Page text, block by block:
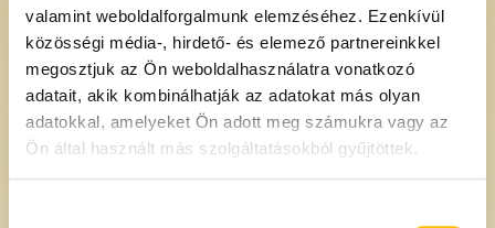
valamint weboldalforgalmunk elemzéséhez. Ezenkívül
közösségi média-, hirdető- és elemező partnereinkkel
megosztjuk az Ön weboldalhasználatra vonatkozó
adatait, akik kombinálhatják az adatokat más olyan
adatokkal, amelyeket Ön adott meg számukra vagy az
Ön által használt más szolgáltatásokból gyűjtöttek.